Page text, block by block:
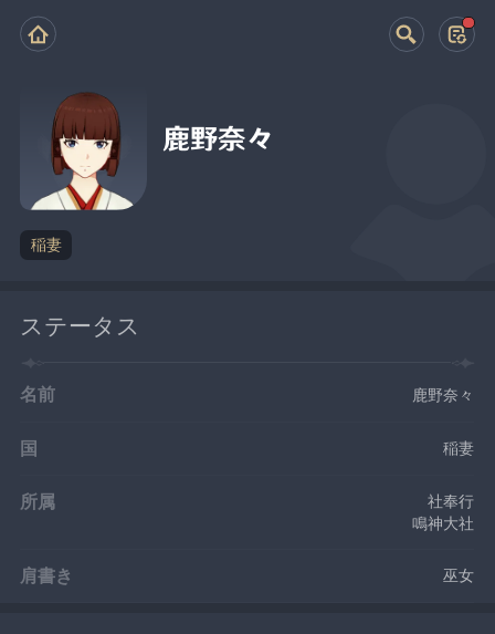
鹿野奈々
稲妻
ステータス
名前 鹿野奈々
国 稲妻
所属
社奉行
鳴神大社
肩書き 巫女